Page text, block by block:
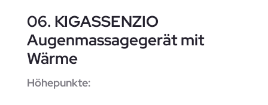
06. KIGASSENZIO
Augenmassagegerät mit
Wärme
Höhepunkte: